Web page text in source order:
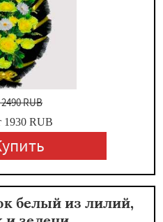
2490 RUB
1930 RUB
белый из лилий,